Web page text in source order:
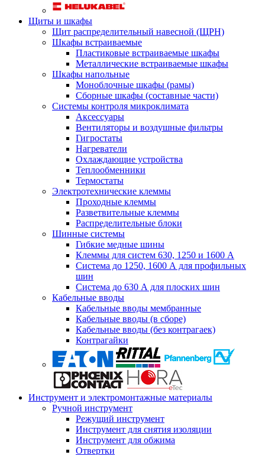
Щиты и шкафы
Щит распределительный навесной (ЩРН)
Шкафы встраиваемые
Пластиковые встраиваемые шкафы
Металлические встраиваемые шкафы
Шкафы напольные
Моноблочные шкафы (рамы)
Сборные шкафы (составные части)
Системы контроля микроклимата
Аксессуары
Вентиляторы и воздушные фильтры
Гигростаты
Нагреватели
Охлаждающие устройства
Теплообменники
Термостаты
Электротехнические клеммы
Проходные клеммы
Разветвительные клеммы
Распределительные блоки
Шинные системы
Гибкие медные шины
Клеммы для систем 630, 1250 и 1600 А
Система до 1250, 1600 А для профильных
шин
Система до 630 А для плоских шин
Кабельные вводы
Кабельные вводы мембранные
Кабельные вводы (в сборе)
Кабельные вводы (без контрагаек)
Контрагайки
Инструмент и электромонтажные материалы
Ручной инструмент
Режущий инструмент
Инструмент для снятия изоляции
Инструмент для обжима
Отвертки